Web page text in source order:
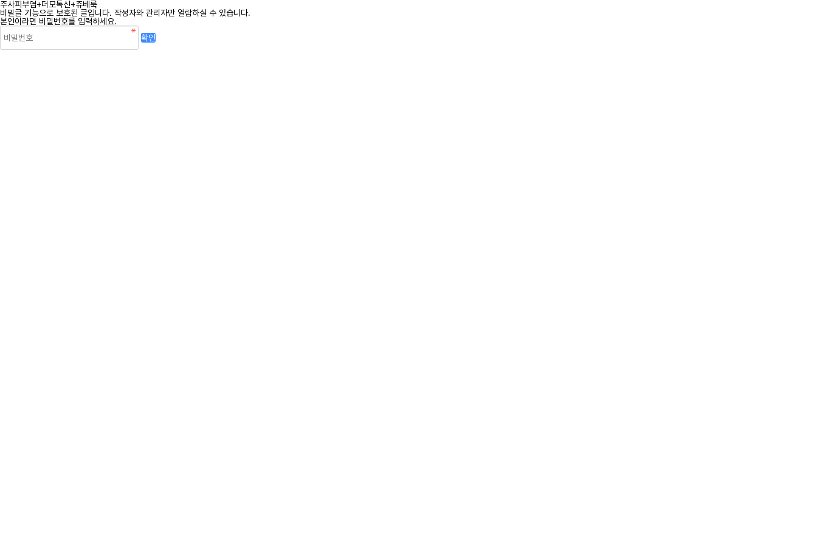
주사피부염+더모톡신+쥬베룩
비밀글 기능으로 보호된 글입니다. 작성자와 관리자만 열람하실 수 있습니다.
본인이라면 비밀번호를 입력하세요.